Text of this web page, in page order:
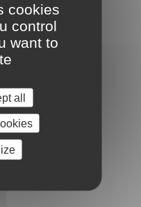
cookies
control
want to
all